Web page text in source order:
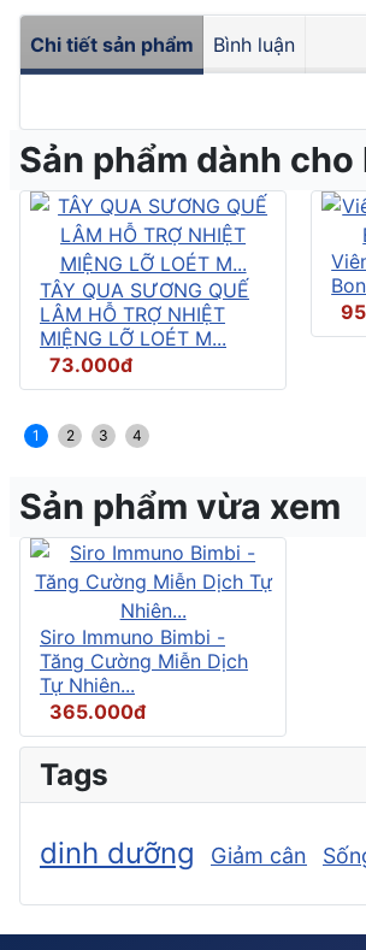
Chi tiết sản phẩm Bình luận
Sản phẩm dành cho
TÂY QUA SƯƠNG QUẾ
LÂM HỖ TRỢ NHIỆT
MIỆNG LỠ LOÉT M...
73.000đ
1 2 3 4
Sản phẩm vừa xem
Siro Immuno Bimbi -
Tăng Cường Miễn Dịch
Tự Nhiên...
365.000đ
Tags
dinh dưỡng Giảm cân